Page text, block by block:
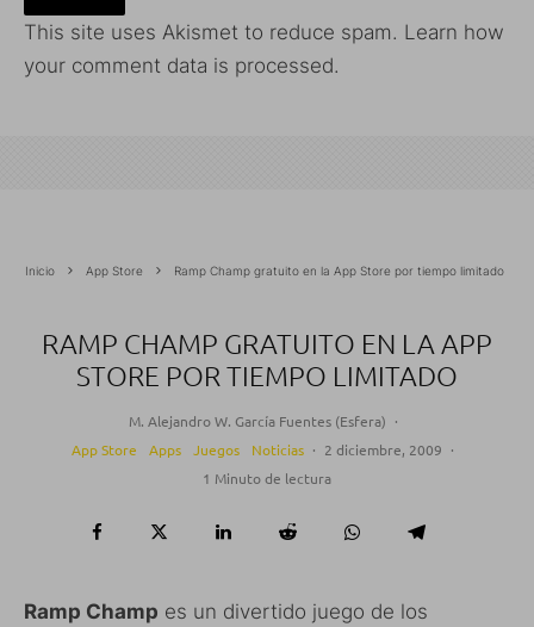
This site uses Akismet to reduce spam. Learn how
your comment data is processed.
Inicio App Store Ramp Champ gratuito en la App Store por tiempo limitado
RAMP CHAMP GRATUITO EN LA APP
STORE POR TIEMPO LIMITADO
M. Alejandro W. García Fuentes (Esfera) ·
App Store
Apps Juegos Noticias · 2 diciembre, 2009 ·
1 Minuto de lectura
Ramp Champ es un divertido juego de los